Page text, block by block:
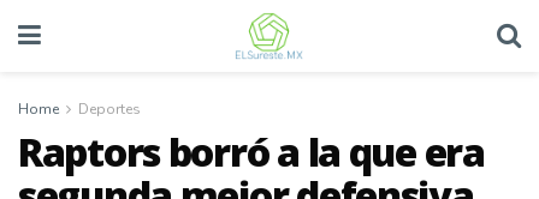
Home Deportes
Raptors borró a la que era